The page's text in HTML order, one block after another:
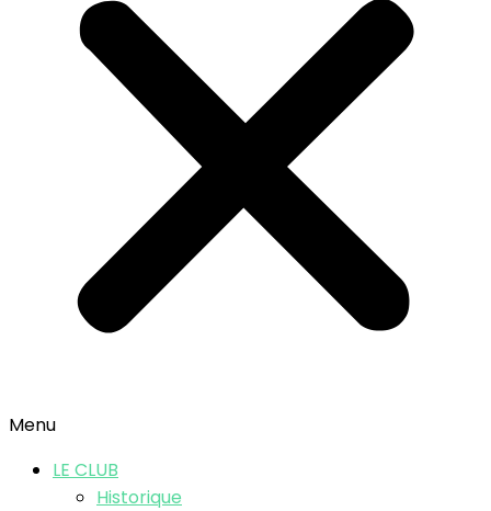
Menu
LE CLUB
Historique